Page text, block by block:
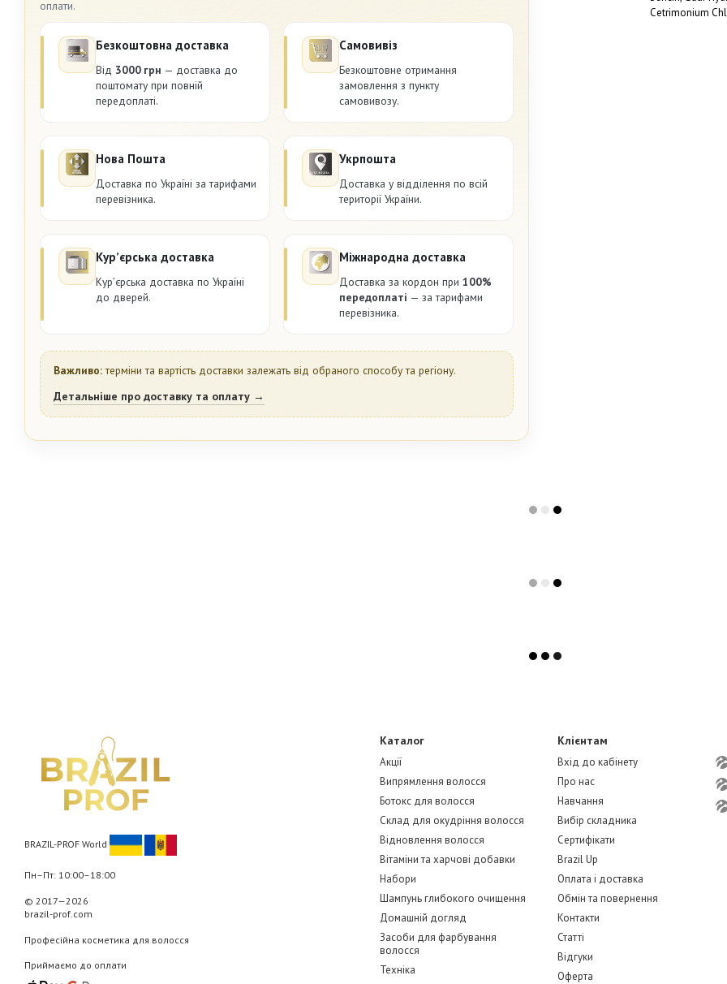
оплати.
Безкоштовна доставка
Від 3000 грн — доставка до
поштомату при повній
передоплаті.
Самовивіз
Безкоштовне отримання
замовлення з пункту
самовивозу.
Нова Пошта
Доставка по Україні за тарифами
перевізника.
Укрпошта
Доставка у відділення по всій
території України.
Курʼєрська доставка
Курʼєрська доставка по Україні
до дверей.
Міжнародна доставка
Доставка за кордон при 100%
передоплаті — за тарифами
перевізника.
Важливо:терміни та вартість доставки залежать від обраного способу та регіону.
Детальніше про доставку та оплату →
Cetrimonium
BRAZIL-PROF World
Пн–Пт: 10:00–18:00
© 2017—2026
brazil-prof.com
Професійна косметика для волосся
Приймаємо до оплати
Каталог
Акції
Випрямлення волосся
Ботокс для волосся
Склад для окудріння волосся
Відновлення волосся
Вітаміни та харчові добавки
Набори
Шампунь глибокого очищення
Домашній догляд
Засоби для фарбування
волосся
Техніка
Клієнтам
Вхід до кабінету
Про нас
Навчання
Вибір складника
Сертифікати
Brazil Up
Оплата і доставка
Обмін та повернення
Контакти
Статті
Відгуки
Оферта